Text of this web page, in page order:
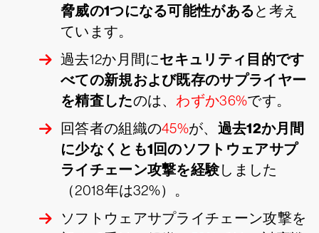
脅威の1つになる可能性があると考え
ています。
過去12か月間にセキュリティ目的です
べての新規および既存のサプライヤー
を精査したのは、 わずか36%です。
回答者の組織の45%が、 過去12か月間
に少なくとも1回のソフトウェアサプ
ライチェーン攻撃を経験しました
（2018年は32%）。
ソフトウェアサプライチェーン攻撃を